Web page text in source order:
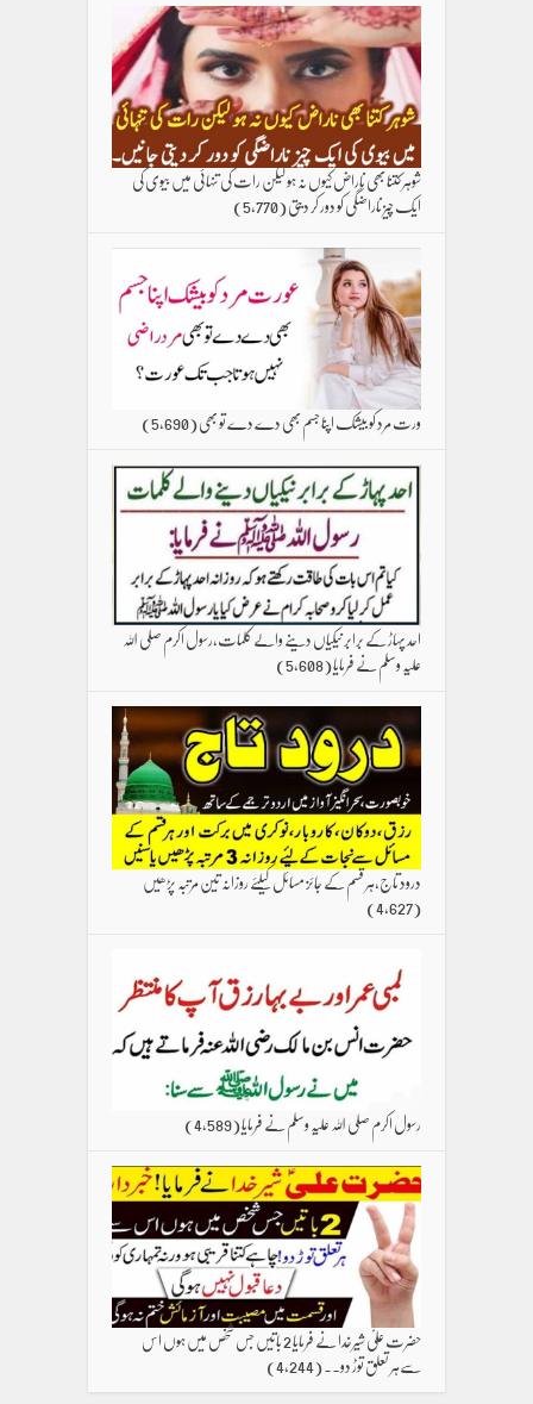
شوہر کتنا بھی ناراض کیوں نہ ہو لیکن رات کی تنہائی میں بیوی کی
ایک چیز ناراضگی کو دور کر دیتی(5,770)
ورت مرد کو بیشک اپنا جسم بھی دے دے تو بھی(5,690)
احد پہاڑ کے برابر نیکیاں دینے والے کلمات،رسول اکرم صلی اللہ
علیہ وسلم نے فرمایا(5,608)
درود تاج،ہر قسم کے جائز مسائل کیلئے روزانہ تین مرتبہ پڑھیں
(4,627)
رسول اکرم صلی اللہ علیہ وسلم نے فرمایا(4,589)
حضرت علیؑ شیرخدا نے فرمایا 2 باتیں جس شخص میں ہوں اس
سےہر تعلق توڑ دو۔۔(4,244)